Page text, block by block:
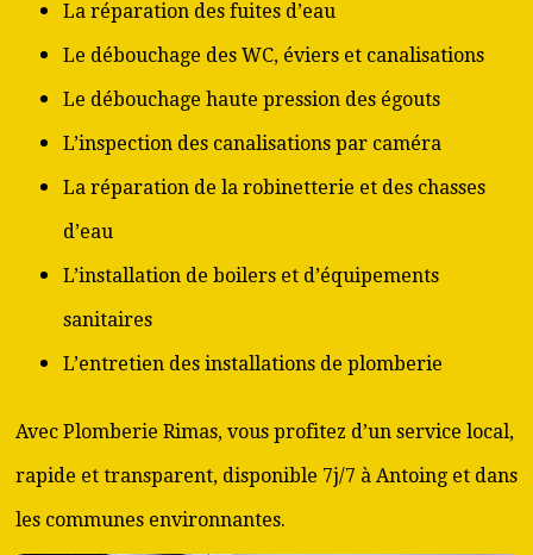
La réparation des fuites d’eau
Le débouchage des WC, éviers et canalisations
Le débouchage haute pression des égouts
L’inspection des canalisations par caméra
La réparation de la robinetterie et des chasses
d’eau
L’installation de boilers et d’équipements
sanitaires
L’entretien des installations de plomberie
Avec Plomberie Rimas, vous profitez d’un service local,
rapide et transparent, disponible 7j/7 à Antoing et dans
les communes environnantes.